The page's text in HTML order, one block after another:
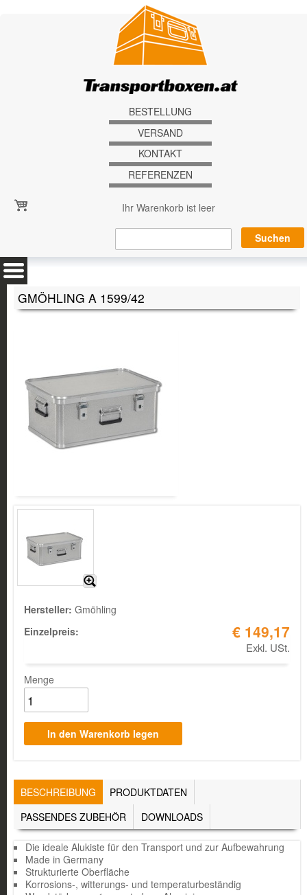
BESTELLUNG
VERSAND
KONTAKT
REFERENZEN
Ihr Warenkorb ist leer
GMÖHLING A 1599/42
Hersteller: Gmöhling
Einzelpreis:
€ 149,17
Exkl. USt.
Menge
TABS
BESCHREIBUNG (AKTIVER
REITER)
PRODUKTDATEN
PASSENDES ZUBEHÖR
DOWNLOADS
Die ideale Alukiste für den Transport und zur Aufbewahrung
Made in Germany
Strukturierte Oberfläche
Korrosions-, witterungs- und temperaturbeständig